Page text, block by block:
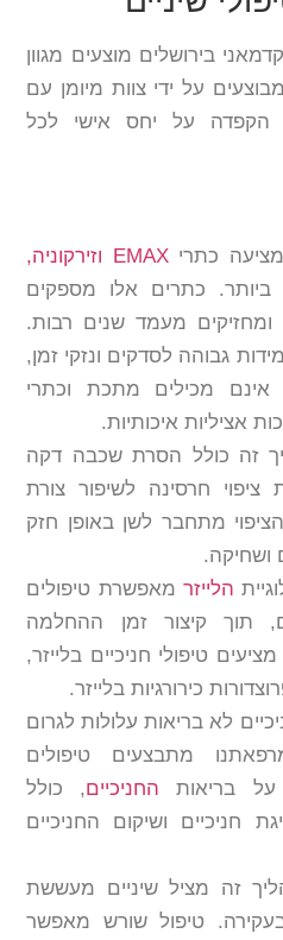
בירושלים מוצעים מגוון
על ידי צוות מיומן עם
הקפדה על יחס אישי לכל
כתריEMAX וזירקוניה,
ביותר. כתרים אלו מספקים
מעמד שנים רבות.
גבוהה לסדקים ונזקי זמן,
כאשר כתרי EMAX אינם מכילים מתכת וכתרי
אציליות איכותיות.
זה כולל הסרת שכבה דקה
חרסינה לשיפור צורת
מתחבר לשן באופן חזק
ושחיקה.
הלייזר מאפשרת טיפולים
תוך קיצור זמן ההחלמה
טיפולי חניכיים בלייזר,
כירורגיות בלייזר.
לא בריאות עלולות לגרום
מתבצעים טיפולים
בריאות החניכיים, כולל
חניכיים ושיקום החניכיים
זה מציל שיניים מעששת
טיפול שורש מאפשר